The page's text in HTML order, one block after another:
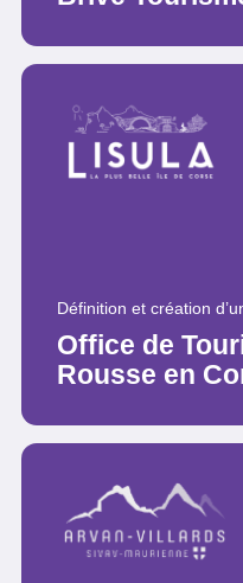
Définition et création
Office de
Rousse en